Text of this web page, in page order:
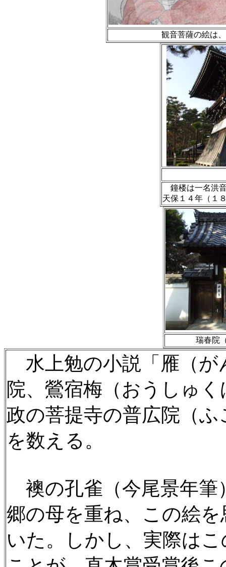
観音菩薩の絵は
鐘楼は一名洪
天保１４年（１
瑞春院
水上勉の小説「雁（が
院、鶯宿梅（おうしゅ
政の菩提寺の普広院（
を数える。
襖の孔雀（今尾景年筆
郷の母を重ね、この絵
いた。しかし、実際は